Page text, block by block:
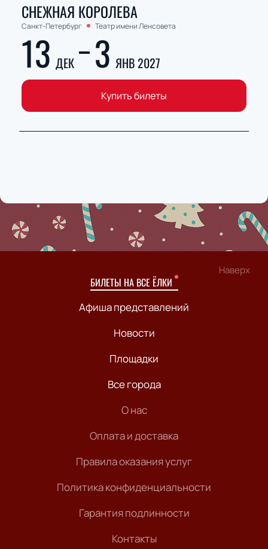
СНЕЖНАЯ КОРОЛЕВА
Санкт-Петербург Театр имени Ленсовета
13 ДЕК 3 ЯНВ 2027
Купить билеты
Наверх
БИЛЕТЫ НА ВСЕ ЁЛКИ
Афиша представлений
Новости
Площадки
Все города
О нас
Оплата и доставка
Правила оказания услуг
Политика конфиденциальности
Гарантия подлинности
Контакты